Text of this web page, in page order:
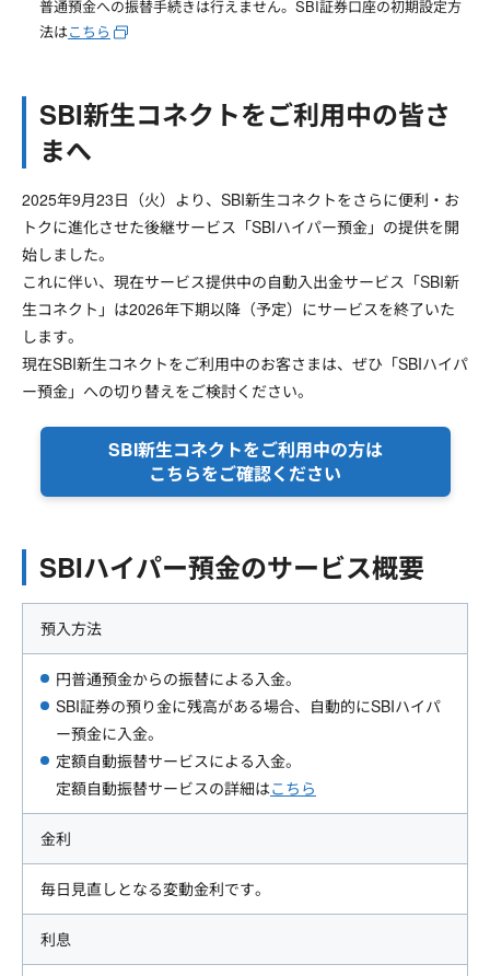
普通預金への振替手続きは行えません。SBI証券口座の初期設定方
法はこちら
SBI新生コネクトをご利用中の皆さ
まへ
2025年9月23日（火）より、SBI新生コネクトをさらに便利・お
トクに進化させた後継サービス「SBIハイパー預金」の提供を開
始しました。
これに伴い、現在サービス提供中の自動入出金サービス「SBI新
生コネクト」は2026年下期以降（予定）にサービスを終了いた
します。
現在SBI新生コネクトをご利用中のお客さまは、ぜひ「SBIハイパ
ー預金」への切り替えをご検討ください。
SBI新生コネクトをご利用中の方は
こちらをご確認ください
SBIハイパー預金のサービス概要
預入方法
円普通預金からの振替による入金。
SBI証券の預り金に残高がある場合、自動的にSBIハイパ
ー預金に入金。
定額自動振替サービスによる入金。
定額自動振替サービスの詳細はこちら
金利
毎日見直しとなる変動金利です。
利息